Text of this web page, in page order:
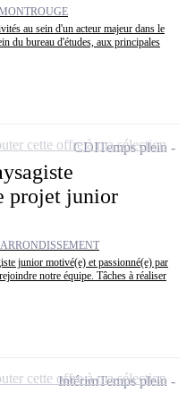
au sein d'un acteur majeur dans le
du bureau d'études, aux principales
projet junior
junior motivé(e) et passionné(e) par
notre équipe. Tâches à réaliser
CDITemps plein
cette offre à ma sélection
IntérimTemps plein
cette offre à ma sélection